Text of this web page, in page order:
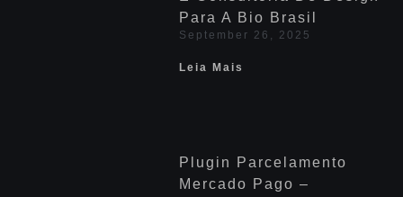
Para A Bio Brasil
September 26, 2025
Leia Mais
Plugin Parcelamento
Mercado Pago –